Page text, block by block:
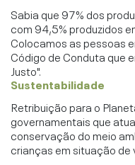
Sabia que 97% dos
com 94,5% produzidos
Colocamos as pessoas
Código de Conduta que
Justo".
Sustentabilidade
Retribuição para o
governamentais que
conservação do meio
crianças em situação de